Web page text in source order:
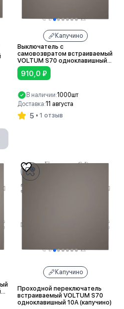
Капучино
Выключатель с
самовозвратом встраиваемый
VOLTUM S70 одноклавишный
10А (капучино)
910,0 ₽
В наличии:1000шт
Доставка:11 августа
5 1 отзыв
Капучино
Проходной переключатель
встраиваемый VOLTUM S70
одноклавишный 10А (капучино)